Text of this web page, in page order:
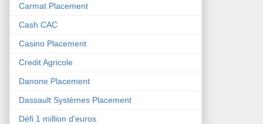
Carmat Placement
Cash CAC
Casino Placement
Credit Agricole
Danone Placement
Dassault Systèmes Placement
Défi 1 million d'euros